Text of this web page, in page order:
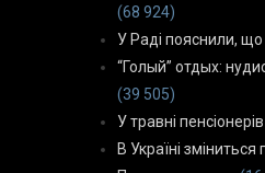
(68 924)
У Раді пояснили, що
“Голый” отдых:
(39 505)
У травні
В Україні